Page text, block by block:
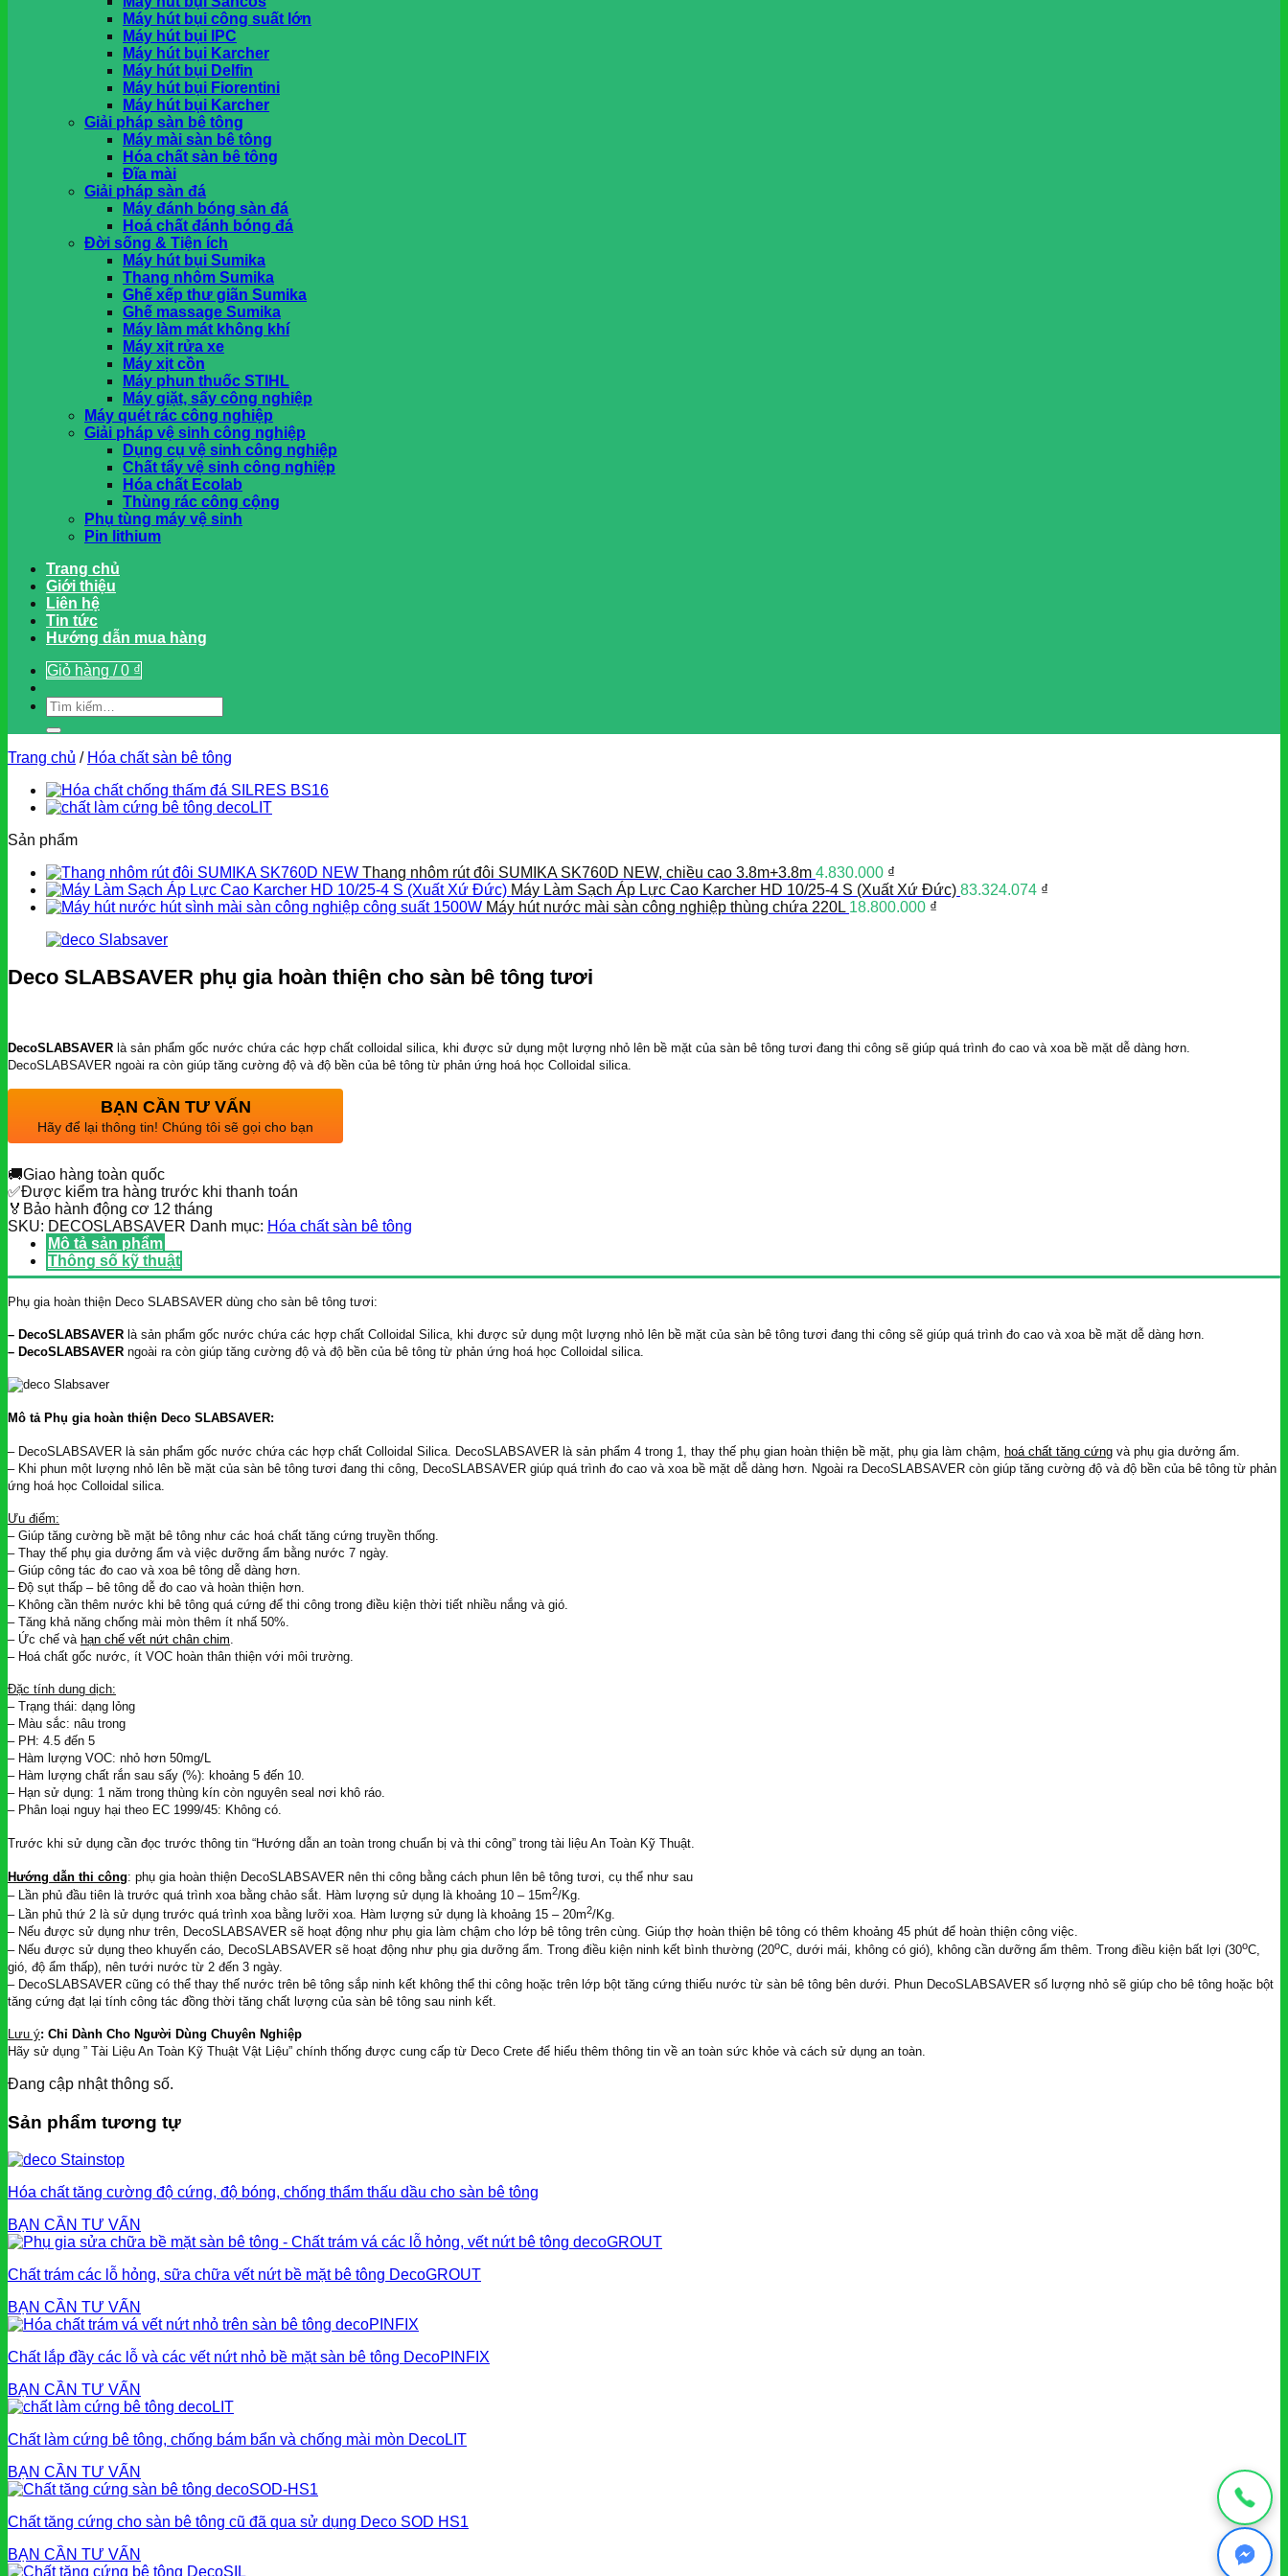
khi nhận hàng tại HCM
Máy hút bụi công suất lớn
Máy hút bụi IPC
Máy hút bụi Karcher
Máy hút bụi Delfin
Máy hút bụi Fiorentini
Máy hút bụi Karcher
Giải pháp sàn bê tông
Máy mài sàn bê tông
Hóa chất sàn bê tông
Đĩa mài
Giải pháp sàn đá
Máy đánh bóng sàn đá
Hoá chất đánh bóng đá
Đời sống & Tiện ích
Máy hút bụi Sumika
Thang nhôm Sumika
Ghế xếp thư giãn Sumika
Ghế massage Sumika
Máy làm mát không khí
Máy xịt rửa xe
Máy xịt cồn
Máy phun thuốc STIHL
Máy giặt, sấy công nghiệp
Máy quét rác công nghiệp
Giải pháp vệ sinh công nghiệp
Dụng cụ vệ sinh công nghiệp
Chất tẩy vệ sinh công nghiệp
Hóa chất Ecolab
Thùng rác công cộng
Phụ tùng máy vệ sinh
Pin lithium
Trang chủ
Giới thiệu
Liên hệ
Tin tức
Hướng dẫn mua hàng
Giỏ hàng /0 ₫
Tìm
kiếm:
Trang chủ / Hóa chất sàn bê tông
Sản phẩm
Thang nhôm rút đôi SUMIKA SK760D NEW, chiều cao 3.8m+3.8m 4.830.000 ₫
Máy Làm Sạch Áp Lực Cao Karcher HD 10/25-4 S (Xuất Xứ Đức) 83.324.074 ₫
Máy hút nước mài sàn công nghiệp thùng chứa 220L 18.800.000 ₫
Deco SLABSAVER phụ gia hoàn thiện cho sàn bê tông tươi
DecoSLABSAVER là sản phẩm gốc nước chứa các hợp chất colloidal silica, khi được sử dụng một lượng nhỏ lên bề mặt của sàn bê tông tươi đang thi công sẽ giúp quá trình đo cao và xoa bề mặt dễ dàng hơn.
DecoSLABSAVER ngoài ra còn giúp tăng cường độ và độ bền của bê tông từ phản ứng hoá học Colloidal silica.
BẠN CẦN TƯ VẤN
Hãy để lại thông tin! Chúng tôi sẽ gọi cho bạn
🚚Giao hàng toàn quốc
✅Được kiểm tra hàng trước khi thanh toán
🏅 Bảo hành động cơ 12 tháng
SKU: DECOSLABSAVER Danh mục: Hóa chất sàn bê tông
Mô tả sản phẩm
Thông số kỹ thuật
Phụ gia hoàn thiện Deco SLABSAVER dùng cho sàn bê tông tươi:
– DecoSLABSAVER là sản phẩm gốc nước chứa các hợp chất Colloidal Silica, khi được sử dụng một lượng nhỏ lên bề mặt của sàn bê tông tươi đang thi công sẽ giúp quá trình đo cao và xoa bề mặt dễ dàng hơn.
– DecoSLABSAVER ngoài ra còn giúp tăng cường độ và độ bền của bê tông từ phản ứng hoá học Colloidal silica.
Mô tả Phụ gia hoàn thiện Deco SLABSAVER:
– DecoSLABSAVER là sản phẩm gốc nước chứa các hợp chất Colloidal Silica. DecoSLABSAVER là sản phẩm 4 trong 1, thay thế phụ gian hoàn thiện bề mặt, phụ gia làm chậm, hoá chất tăng cứng và phụ gia dưởng ẩm.
– Khi phun một lượng nhỏ lên bề mặt của sàn bê tông tươi đang thi công, DecoSLABSAVER giúp quá trình đo cao và xoa bề mặt dễ dàng hơn. Ngoài ra DecoSLABSAVER còn giúp tăng cường độ và độ bền của bê tông từ phản
ứng hoá học Colloidal silica.
Ưu điểm:
– Giúp tăng cường bề mặt bê tông như các hoá chất tăng cứng truyền thống.
– Thay thế phụ gia dưởng ẩm và việc dưỡng ẩm bằng nước 7 ngày.
– Giúp công tác đo cao và xoa bê tông dễ dàng hơn.
– Độ sụt thấp – bê tông dễ đo cao và hoàn thiện hơn.
– Không cần thêm nước khi bê tông quá cứng để thi công trong điều kiện thời tiết nhiều nắng và gió.
– Tăng khả năng chống mài mòn thêm ít nhấ 50%.
– Ức chế và hạn chế vết nứt chân chim.
– Hoá chất gốc nước, ít VOC hoàn thân thiện với môi trường.
Đặc tính dung dịch:
– Trạng thái: dạng lỏng
– Màu sắc: nâu trong
– PH: 4.5 đến 5
– Hàm lượng VOC: nhỏ hơn 50mg/L
– Hàm lượng chất rắn sau sấy (%): khoảng 5 đến 10.
– Hạn sử dụng: 1 năm trong thùng kín còn nguyên seal nơi khô ráo.
– Phân loại nguy hại theo EC 1999/45: Không có.
Trước khi sử dụng cần đọc trước thông tin “Hướng dẫn an toàn trong chuẩn bị và thi công” trong tài liệu An Toàn Kỹ Thuật.
Hướng dẫn thi công: phụ gia hoàn thiện DecoSLABSAVER nên thi công bằng cách phun lên bê tông tươi, cụ thể như sau
– Lần phủ đầu tiên là trước quá trình xoa bằng chảo sắt. Hàm lượng sử dụng là khoảng 10 – 15m2/Kg.
– Lần phủ thứ 2 là sử dụng trước quá trình xoa bằng lưỡi xoa. Hàm lượng sử dụng là khoảng 15 – 20m2/Kg.
– Nếu được sử dụng như trên, DecoSLABSAVER sẽ hoạt động như phụ gia làm chậm cho lớp bê tông trên cùng. Giúp thợ hoàn thiện bê tông có thêm khoảng 45 phút để hoàn thiện công việc.
– Nếu được sử dụng theo khuyến cáo, DecoSLABSAVER sẽ hoạt động như phụ gia dưỡng ẩm. Trong điều kiện ninh kết bình thường (20oC, dưới mái, không có gió), không cần dưỡng ẩm thêm. Trong điều kiện bất lợi (30oC,
gió, độ ẩm thấp), nên tưới nước từ 2 đến 3 ngày.
– DecoSLABSAVER cũng có thể thay thế nước trên bê tông sắp ninh kết không thể thi công hoặc trên lớp bột tăng cứng thiếu nước từ sàn bê tông bên dưới. Phun DecoSLABSAVER số lượng nhỏ sẽ giúp cho bê tông hoặc bột
tăng cứng đạt lại tính công tác đồng thời tăng chất lượng của sàn bê tông sau ninh kết.
Lưu ý: Chỉ Dành Cho Người Dùng Chuyên Nghiệp
Hãy sử dụng ” Tài Liệu An Toàn Kỹ Thuật Vật Liệu” chính thống được cung cấp từ Deco Crete để hiểu thêm thông tin về an toàn sức khỏe và cách sử dụng an toàn.
Đang cập nhật thông số.
Sản phẩm tương tự
Hóa chất tăng cường độ cứng, độ bóng, chống thẩm thấu dầu cho sàn bê tông
BẠN CẦN TƯ VẤN
Chất trám các lỗ hỏng, sữa chữa vết nứt bề mặt bê tông DecoGROUT
BẠN CẦN TƯ VẤN
Chất lắp đầy các lỗ và các vết nứt nhỏ bề mặt sàn bê tông DecoPINFIX
BẠN CẦN TƯ VẤN
Chất làm cứng bê tông, chống bám bẩn và chống mài mòn DecoLIT
BẠN CẦN TƯ VẤN
Chất tăng cứng cho sàn bê tông cũ đã qua sử dụng Deco SOD HS1
BẠN CẦN TƯ VẤN